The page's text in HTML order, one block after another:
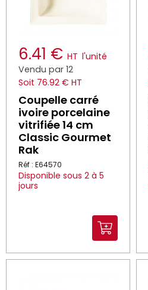
6.41 € HT l'unité
Vendu par 12
Soit 76.92 € HT
Coupelle carré
ivoire porcelaine
vitrifiée 14 cm
Classic Gourmet
Rak
Réf : E64570
Disponible sous 2 à 5
jours